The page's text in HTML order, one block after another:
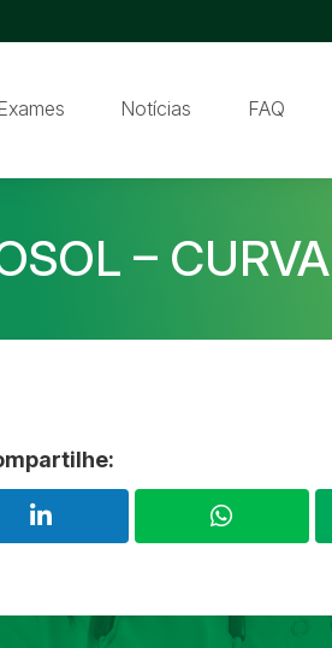
Exames Notícias FAQ
–